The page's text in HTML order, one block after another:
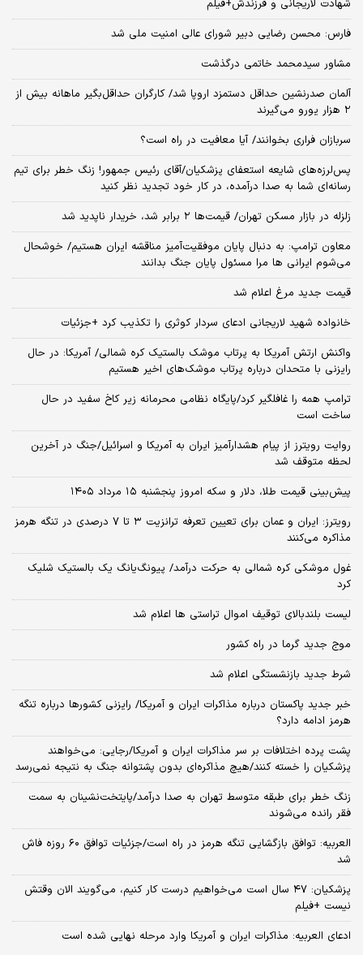
شهادت لاریجانی و فرزندش+فیلم
فارس: محسن رضایی دبیر شورای عالی امنیت ملی شد
مشاور سیدمحمد خاتمی درگذشت
آلمان صدرنشین حداقل دستمزد اروپا شد/ کارگران حداقل‌بگیر ماهانه بیش از
۲ هزار یورو می‌گیرند
سربازان فراری بخوانند/ آیا معافیت در راه است؟
پس‌لرزه‌های شایعه استعفای پزشکیان/آقای رئیس جمهور! زنگ خطر برای تیم
رسانه‌ای شما به صدا درآمده، در کار خود تجدید نظر کنید
زلزله در بازار مسکن تهران/ قیمت‌ها ۲ برابر شد، خریدار ناپدید شد
معاون ترامپ: به دنبال پایان موفقیت‌آمیز مناقشه ایران هستیم/ خوشحال
می‌شوم ایرانی ها مرا مسئول پایان جنگ بدانند
قیمت جدید مرغ اعلام شد
خانواده شهید لاریجانی ادعای سردار کوثری را تکذیب کرد +جزئیات
واکنش ارتش آمریکا به پرتاب موشک بالستیک کره شمالی/ آمریکا: در حال
رایزنی با متحدان درباره پرتاب موشک‌های اخیر هستیم
ترامپ همه را غافلگیر کرد/پایگاه نظامی محرمانه زیر کاخ سفید در حال
ساخت است
روایت رویترز از پیام هشدارآمیز ایران به آمریکا و اسرائیل/جنگ در آخرین
لحظه متوقف شد
پیش‌بینی قیمت طلا، دلار و سکه امروز پنجشنبه ۱۵ مرداد ۱۴۰۵
رویترز: ایران و عمان برای تعیین تعرفه ترانزیت ۳ تا ۷ درصدی در تنگه هرمز
مذاکره می‌کنند
غول موشکی کره شمالی به حرکت درآمد/ پیونگ‌یانگ یک بالستیک شلیک
کرد
لیست بلندبالای توقیف اموال تراستی ها اعلام شد
موج جدید گرما در راه کشور
شرط جدید بازنشستگی اعلام شد
خبر جدید پاکستان درباره مذاکرات ایران و آمریکا/ رایزنی کشورها درباره تنگه
هرمز ادامه دارد؟
پشت پرده اختلافات بر سر مذاکرات ایران و آمریکا/رجایی: می‌خواهند
پزشکیان را خسته کنند/هیچ مذاکره‌ای بدون پشتوانه جنگ به نتیجه نمی‌رسد
زنگ خطر برای طبقه متوسط تهران به صدا درآمد/پایتخت‌نشینان به سمت
فقر رانده می‌شوند
العربیه: توافق بازگشایی تنگه هرمز در راه است/جزئیات توافق ۶۰ روزه فاش
شد
پزشکیان: ۴۷ سال است می‌خواهیم درست کار کنیم، می‌گویند الان وقتش
نیست +فیلم
ادعای العربیه: مذاکرات ایران و آمریکا وارد مرحله نهایی شده است